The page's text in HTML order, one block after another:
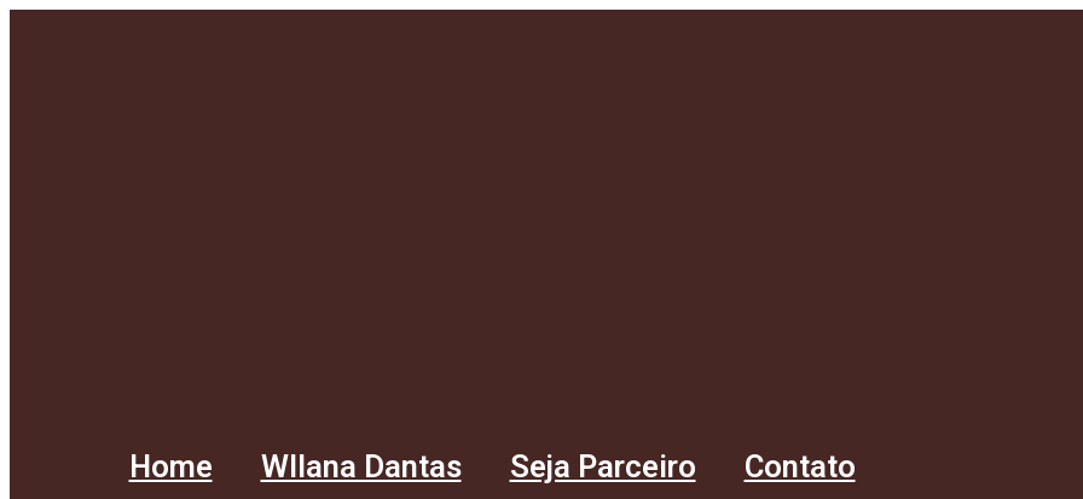
Home Wllana Dantas Seja Parceiro Contato